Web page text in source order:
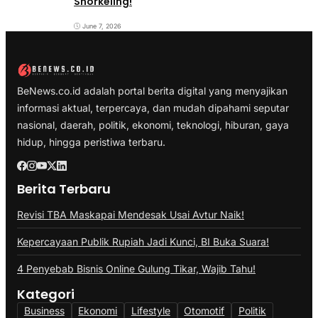
June 7, 2026
BeNews.co.id adalah portal berita digital yang menyajikan
informasi aktual, terpercaya, dan mudah dipahami seputar
nasional, daerah, politik, ekonomi, teknologi, hiburan, gaya
hidup, hingga peristiwa terbaru.
Berita Terbaru
Revisi TBA Maskapai Mendesak Usai Avtur Naik!
Kepercayaan Publik Rupiah Jadi Kunci, BI Buka Suara!
4 Penyebab Bisnis Online Gulung Tikar, Wajib Tahu!
Kategori
Business Ekonomi Lifestyle Otomotif Politik